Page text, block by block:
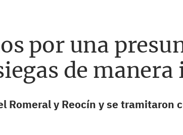
por una
de manera
Romeral y Reocín y se tramitaron